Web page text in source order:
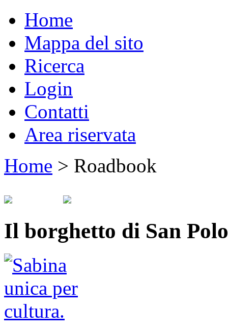
Home
Mappa del sito
Ricerca
Login
Contatti
Area riservata
Home > Roadbook
Il borghetto di San